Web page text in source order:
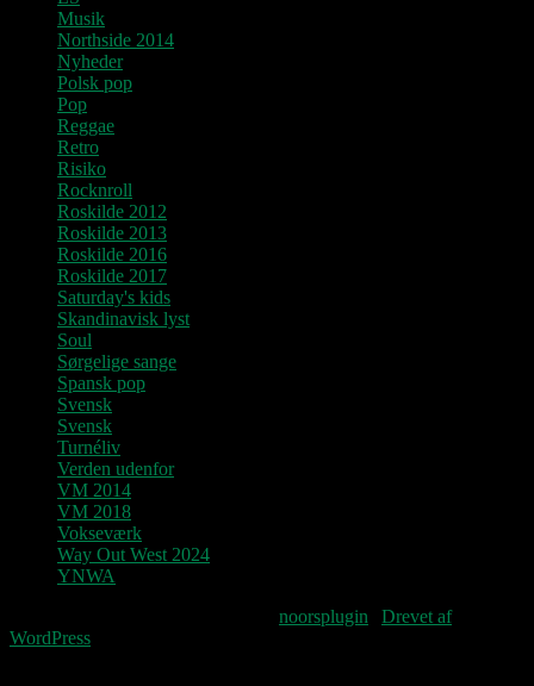
Musik
Northside 2014
Nyheder
Polsk pop
Pop
Reggae
Retro
Risiko
Rocknroll
Roskilde 2012
Roskilde 2013
Roskilde 2016
Roskilde 2017
Saturday's kids
Skandinavisk lyst
Soul
Sørgelige sange
Spansk pop
Svensk
Svensk
Turnéliv
Verden udenfor
VM 2014
VM 2018
Vokseværk
Way Out West 2024
YNWA
noorsplugin
Drevet af
WordPress